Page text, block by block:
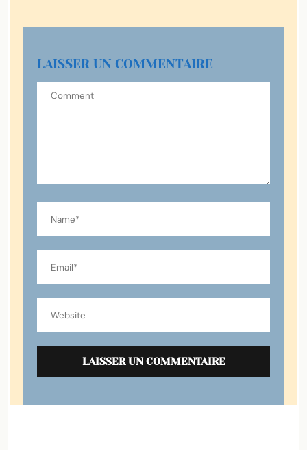
LAISSER UN COMMENTAIRE